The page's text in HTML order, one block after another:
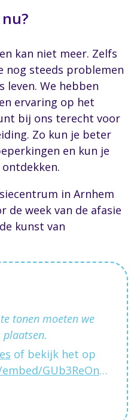
kan niet meer. Zelfs
nog steeds problemen
leven. We hebben
ervaring op het
bij ons terecht voor
Zo kun je beter
en kun je
in Arnhem
de week van de afasie
kunst van
tonen moeten we
plaatsen.
of bekijk het op
www.youtube.com/embed/GUb3ReOnisU